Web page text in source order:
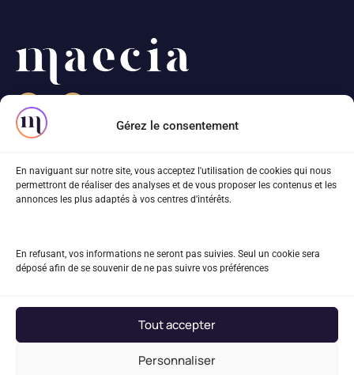
Gérez le consentement
En naviguant sur notre site, vous acceptez l'utilisation de cookies qui nous
permettront de réaliser des analyses et de vous proposer les contenus et les
annonces les plus adaptés à vos centres d'intérêts.
En refusant, vos informations ne seront pas suivies. Seul un cookie sera
déposé afin de se souvenir de ne pas suivre vos préférences
Tout accepter
Personnaliser
75003 Paris
Mentions légales
Plan du site